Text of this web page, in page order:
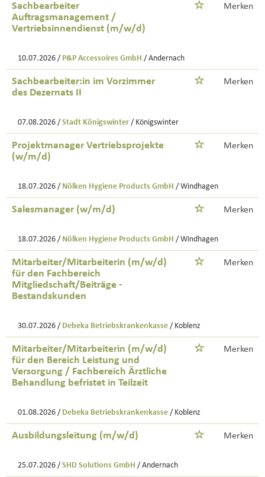
Sachbearbeiter
Auftragsmanagement /
Vertriebsinnendienst (m/w/d)
Merken
10.07.2026 / P&P Accessoires GmbH / Andernach
Sachbearbeiter:in im Vorzimmer
des Dezernats II
Merken
07.08.2026 / Stadt Königswinter / Königswinter
Projektmanager Vertriebsprojekte
(w/m/d)
Merken
18.07.2026 / Nölken Hygiene Products GmbH / Windhagen
Salesmanager (w/m/d) Merken
18.07.2026 / Nölken Hygiene Products GmbH / Windhagen
Mitarbeiter/Mitarbeiterin (m/w/d)
für den Fachbereich
Mitgliedschaft/Beiträge -
Bestandskunden
Merken
30.07.2026 / Debeka Betriebskrankenkasse / Koblenz
Mitarbeiter/Mitarbeiterin (m/w/d)
für den Bereich Leistung und
Versorgung / Fachbereich Ärztliche
Behandlung befristet in Teilzeit
Merken
01.08.2026 / Debeka Betriebskrankenkasse / Koblenz
Ausbildungsleitung (m/w/d) Merken
25.07.2026 / SHD Solutions GmbH / Andernach